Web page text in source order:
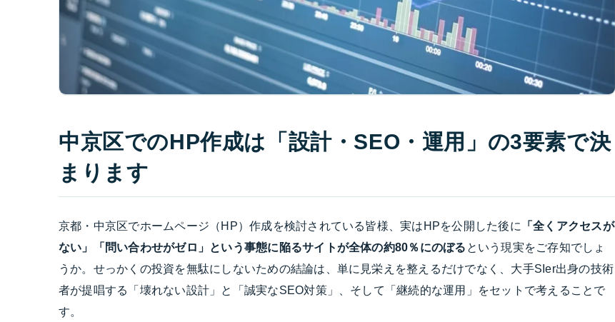
中京区でのHP作成は「設計・SEO・運用」の3要素で決
まります
京都・中京区でホームページ（HP）作成を検討されている皆様、実はHPを公開した後に
「全くアクセスが
ない」「問い合わせがゼロ」という事態に陥るサイトが全体の約80％にのぼる という現実をご存知でしょ
うか。せっかくの投資を無駄にしないための結論は、単に見栄えを整えるだけでなく、大手SIer出身の技術
者が提唱する「壊れない設計」と「誠実なSEO対策」、そして「継続的な運用」をセットで考えることで
す。